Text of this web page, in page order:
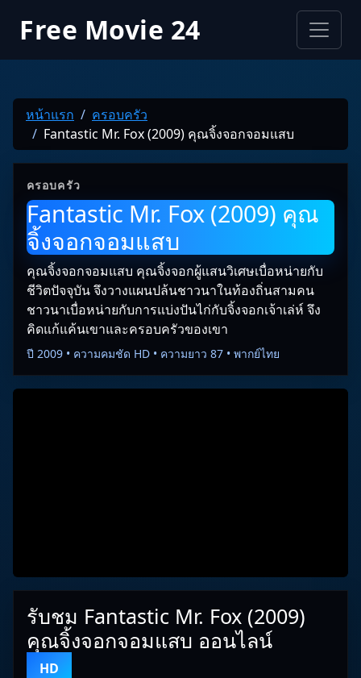
Free Movie 24
หน้าแรก
ครอบครัว
Fantastic Mr. Fox (2009) คุณจิ้งจอกจอมแสบ
ครอบครัว
Fantastic Mr. Fox (2009) คุณ
จิ้งจอกจอมแสบ
คุณจิ้งจอกจอมแสบ คุณจิ้งจอกผู้แสนวิเศษเบื่อหน่ายกับ
ชีวิตปัจจุบัน จึงวางแผนปล้นชาวนาในท้องถิ่นสามคน
ชาวนาเบื่อหน่ายกับการแบ่งปันไก่กับจิ้งจอกเจ้าเล่ห์ จึง
คิดแก้แค้นเขาและครอบครัวของเขา
ปี 2009 • ความคมชัด HD • ความยาว 87 • พากย์ไทย
รับชม Fantastic Mr. Fox (2009)
คุณจิ้งจอกจอมแสบ ออนไลน์
HD